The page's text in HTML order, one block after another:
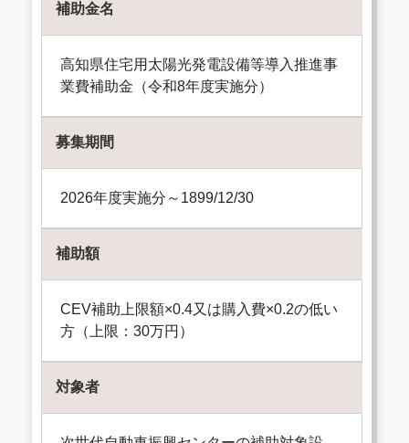
補助金名
高知県住宅用太陽光発電設備等導入推進事
業費補助金（令和8年度実施分）
募集期間
2026年度実施分～1899/12/30
補助額
CEV補助上限額×0.4又は購入費×0.2の低い
方（上限：30万円）
対象者